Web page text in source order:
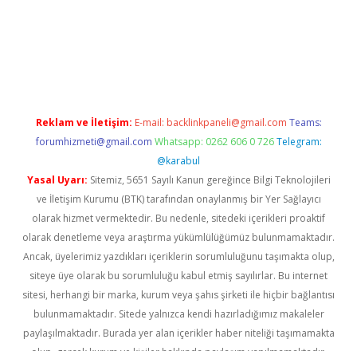
Reklam ve İletişim: E-mail: backlinkpaneli@gmail.com Teams:
forumhizmeti@gmail.com Whatsapp: 0262 606 0 726 Telegram:
@karabul
Yasal Uyarı: Sitemiz, 5651 Sayılı Kanun gereğince Bilgi Teknolojileri
ve İletişim Kurumu (BTK) tarafından onaylanmış bir Yer Sağlayıcı
olarak hizmet vermektedir. Bu nedenle, sitedeki içerikleri proaktif
olarak denetleme veya araştırma yükümlülüğümüz bulunmamaktadır.
Ancak, üyelerimiz yazdıkları içeriklerin sorumluluğunu taşımakta olup,
siteye üye olarak bu sorumluluğu kabul etmiş sayılırlar. Bu internet
sitesi, herhangi bir marka, kurum veya şahıs şirketi ile hiçbir bağlantısı
bulunmamaktadır. Sitede yalnızca kendi hazırladığımız makaleler
paylaşılmaktadır. Burada yer alan içerikler haber niteliği taşımamakta